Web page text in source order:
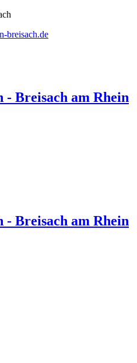
breisach.de
- Breisach am Rhein
- Breisach am Rhein